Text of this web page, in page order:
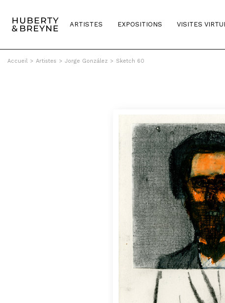
ARTISTES EXPOSITIONS VISITES
Accueil > Artistes > Jorge González > Sketch 60